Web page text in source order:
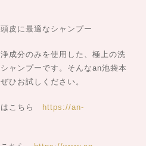
皮に最適なシャンプー
成分のみを使用した、極上の洗
ャンプーです。そんなan池袋本
ひお試しください。
はこちら https://an-